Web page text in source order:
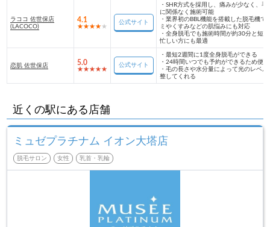
ラココ 佐世保店
(LACOCO)
4.1 公式サイト
・SHR方式を採用し、痛みが少なく、毛
に関係なく施術可能
・業界初のBBL機能を搭載した脱毛機で
ミやくすみなどの肌悩みにも対応
・全身脱毛でも施術時間が約30分と短
忙しい方にも最適
恋肌 佐世保店 5.0 公式サイト
・最短2週間に1度全身脱毛ができる
・24時間いつでも予約ができるため便利
・毛の長さや水分量によって光のレベル
整してくれる
近くの駅にある店舗
ミュゼプラチナム イオン大塔店
脱毛サロン 女性 乳首・乳輪